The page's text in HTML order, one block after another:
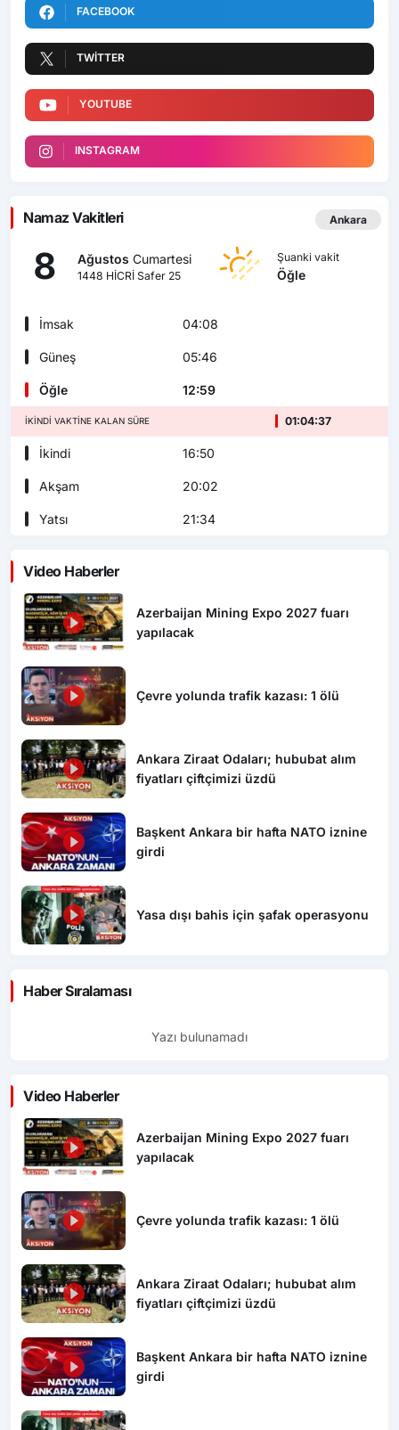
FACEBOOK
TWITTER
YOUTUBE
INSTAGRAM
Namaz Vakitleri Ankara
8 Ağustos Cumartesi
1448 HİCRİ Safer 25
Şuanki vakit
Öğle
İmsak 04:08
Güneş 05:46
Öğle 12:59
İKINDI VAKTINE KALAN SÜRE 01:04:36
İkindi 16:50
Akşam 20:02
Yatsı 21:34
Video Haberler
Azerbaijan Mining Expo 2027 fuarı
yapılacak
Çevre yolunda trafik kazası: 1 ölü
Ankara Ziraat Odaları; hububat alım
fiyatları çiftçimizi üzdü
Başkent Ankara bir hafta NATO iznine
girdi
Yasa dışı bahis için şafak operasyonu
Haber Sıralaması
Yazı bulunamadı
Video Haberler
Azerbaijan Mining Expo 2027 fuarı
yapılacak
Çevre yolunda trafik kazası: 1 ölü
Ankara Ziraat Odaları; hububat alım
fiyatları çiftçimizi üzdü
Başkent Ankara bir hafta NATO iznine
girdi